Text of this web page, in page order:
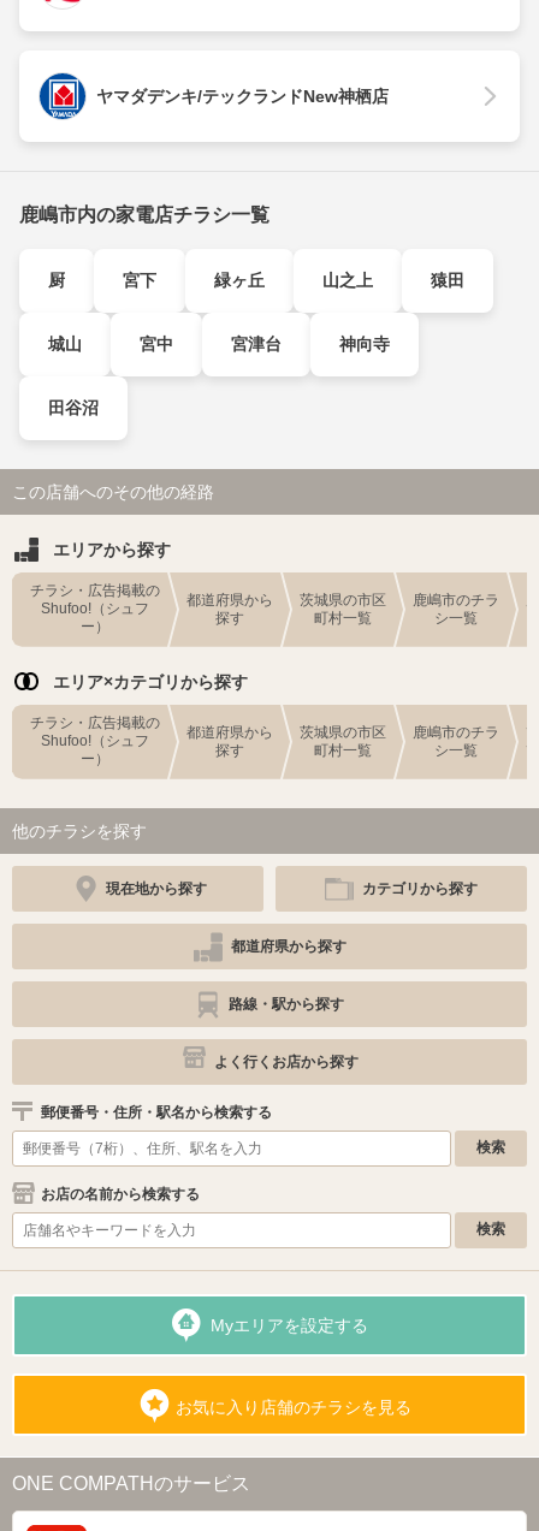
ヤマダデンキ/テックランドNew神栖店
鹿嶋市内の家電店チラシ一覧
厨 宮下 緑ヶ丘 山之上 猿田
城山 宮中 宮津台 神向寺
田谷沼
この店舗へのその他の経路
エリアから探す
チラシ・広告掲載の
Shufoo!（シュフ
ー）
都道府県から
探す
茨城県の市区
町村一覧
鹿嶋市のチラ
シ一覧
エリア×カテゴリから探す
チラシ・広告掲載の
Shufoo!（シュフ
ー）
都道府県から
探す
茨城県の市区
町村一覧
鹿嶋市のチラ
シ一覧
他のチラシを探す
現在地から探す カテゴリから探す
都道府県から探す
路線・駅から探す
よく行くお店から探す
郵便番号・住所・駅名から検索する
お店の名前から検索する
Myエリアを設定する
お気に入り店舗のチラシを見る
ONE COMPATHのサービス